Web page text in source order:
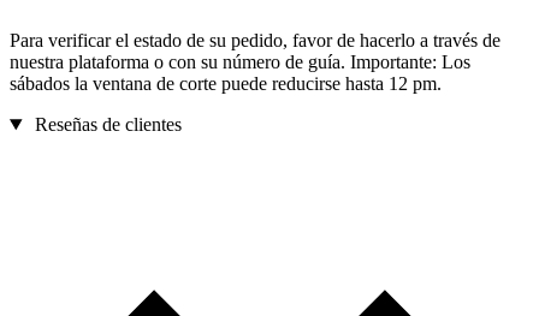
Para verificar el estado de su pedido, favor de hacerlo a través de
nuestra plataforma o con su número de guía. Importante: Los
sábados la ventana de corte puede reducirse hasta 12 pm.
Reseñas de clientes